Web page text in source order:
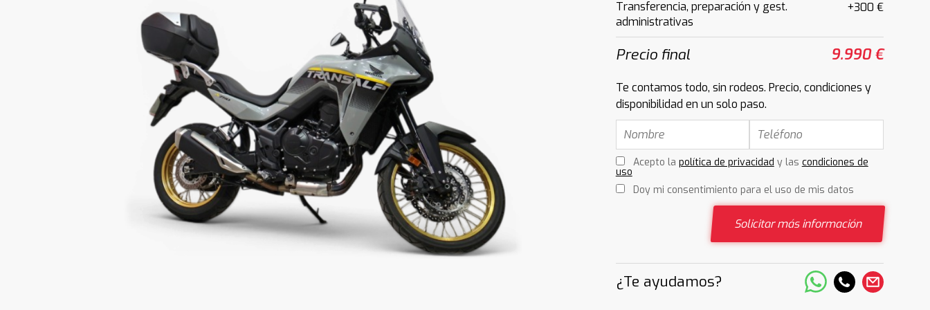
Transferencia, preparación y gest.
administrativas
+300 €
Precio final 9.990 €
Te contamos todo, sin rodeos. Precio, condiciones y
disponibilidad en un solo paso.
Acepto la política de privacidad y las condiciones de
uso
Doy mi consentimiento para el uso de mis datos
Solicitar más información
¿Te ayudamos?